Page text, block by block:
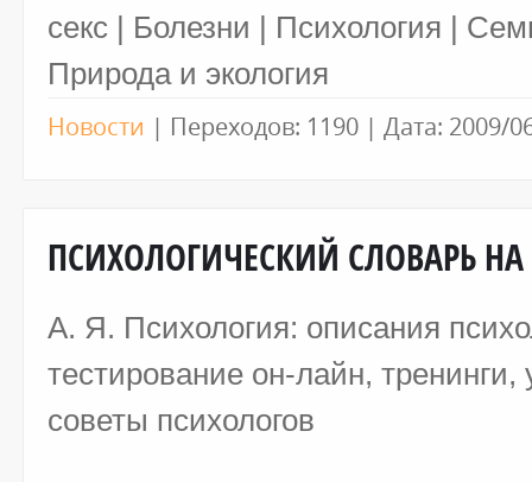
секс | Болезни | Психология |
Природа и экология
Новости | Переходов: 1190 | Дата: 2009/
ПСИХОЛОГИЧЕСКИЙ СЛОВАРЬ НА
А. Я. Психология: описания
тестирование он-лайн, тренинги,
советы психологов